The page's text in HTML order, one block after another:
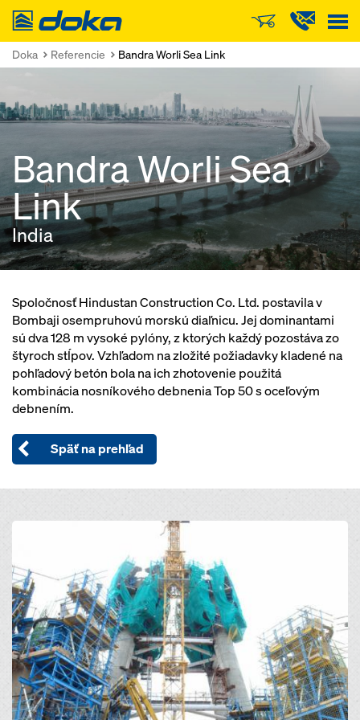
Doka
Doka Referencie Bandra Worli Sea Link
Bandra Worli Sea
Link
India
Spoločnosť Hindustan Construction Co. Ltd. postavila v
Bombaji osempruhovú morskú diaľnicu. Jej dominantami
sú dva 128 m vysoké pylóny, z ktorých každý pozostáva zo
štyroch stĺpov. Vzhľadom na zložité požiadavky kladené na
pohľadový betón bola na ich zhotovenie použitá
kombinácia nosníkového debnenia Top 50 s oceľovým
debnením.
Späť na prehľad